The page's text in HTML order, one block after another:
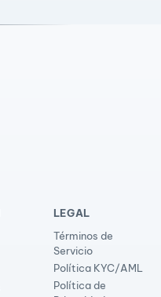
LEGAL
Términos de
Servicio
Política KYC/AML
Política de